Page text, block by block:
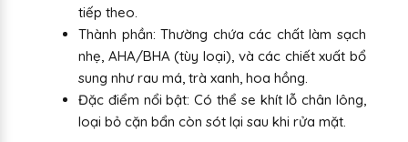
tiếp theo.
Thành phần: Thường chứa các chất làm sạch
nhẹ, AHA/BHA (tùy loại), và các chiết xuất bổ
sung như rau má, trà xanh, hoa hồng.
Đặc điểm nổi bật: Có thể se khít lỗ chân lông,
loại bỏ cặn bẩn còn sót lại sau khi rửa mặt.